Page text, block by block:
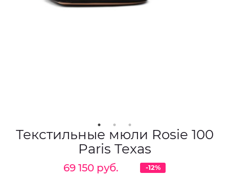
Текстильные мюли Rosie 100
Paris Texas
69 150 руб.
-12%